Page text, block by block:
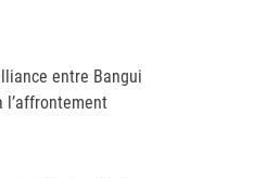
entre Bangui
l’affrontement